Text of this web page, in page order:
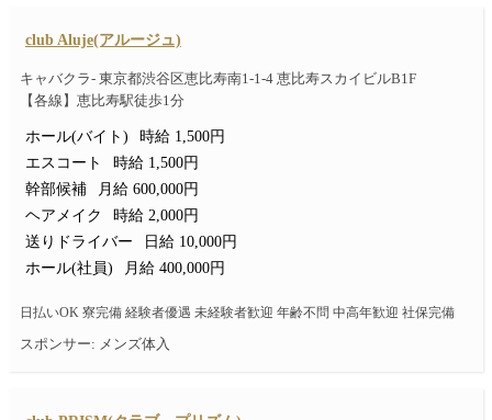
club Aluje(アルージュ)
キャバクラ- 東京都渋谷区恵比寿南1-1-4 恵比寿スカイビルB1F
【各線】恵比寿駅徒歩1分
ホール(バイト)
時給 1,500円
エスコート
時給 1,500円
幹部候補
月給 600,000円
ヘアメイク
時給 2,000円
送りドライバー
日給 10,000円
ホール(社員)
月給 400,000円
日払いOK 寮完備 経験者優遇 未経験者歓迎 年齢不問 中高年歓迎 社保完備
スポンサー: メンズ体入